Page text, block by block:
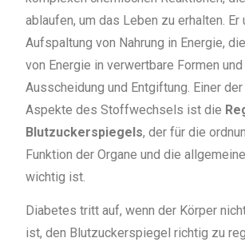
ablaufen, um das Leben zu erhalten.
Aufspaltung von Nahrung in Energie,
von Energie in verwertbare Formen
Ausscheidung und Entgiftung. Einer
Aspekte des Stoffwechsels ist die
Blutzuckerspiegels, der für die
Funktion der Organe und die
wichtig ist.
Diabetes tritt auf, wenn der Körper
ist, den Blutzuckerspiegel richtig zu